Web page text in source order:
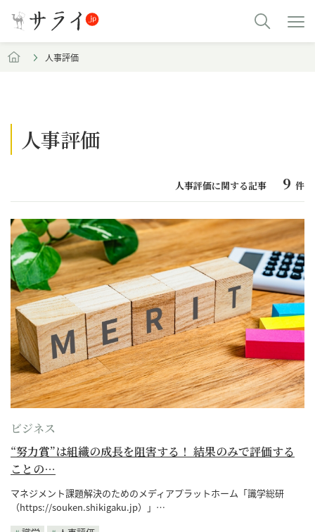
人事評価
人事評価
人事評価に関する記事 9 件
ビジネス
“努力賞”は組織の成長を阻害する！ 結果のみで評価する
ことの…
マネジメント課題解決のためのメディアプラットホーム「識学総研
（https://souken.shikigaku.jp）」…